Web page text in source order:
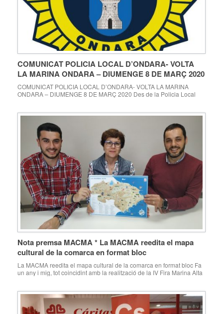
COMUNICAT POLICIA LOCAL D’ONDARA- VOLTA
LA MARINA ONDARA – DIUMENGE 8 DE MARÇ 2020
COMUNICAT POLICIA LOCAL D’ONDARA- VOLTA LA MARINA
ONDARA – DIUMENGE 8 DE MARÇ 2020 Des de la Policia Local
cosa es prohibirà l’estacionament en tota l’Avinguda Doctor Fleming
Nota premsa MACMA * La MACMA reedita el mapa
cultural de la comarca en format bloc
La MACMA reedita el mapa cultural de la comarca en format bloc Fa
un any i mig, tot coincidint amb la realització de la IV Fira Marina Alta
mapa cultural i […]